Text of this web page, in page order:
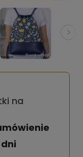
na
dni